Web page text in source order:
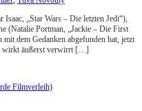
„Star Wars – Die letzten Jedi“),
(Natalie Portman, „Jackie – Die First
dem Gedanken abgefunden hat, jetzt
wirkt äußerst verwirrt […]